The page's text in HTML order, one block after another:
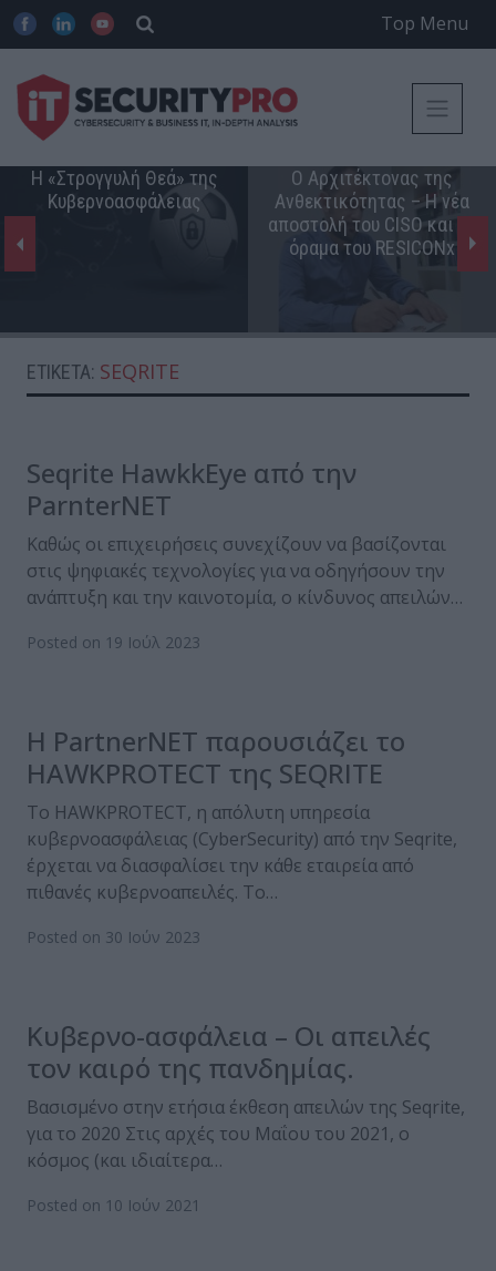
Top Menu
Η «Στρογγυλή Θεά» της
Κυβερνοασφάλειας
Ο Αρχιτέκτονας της
Ανθεκτικότητας – Η νέα
αποστολή του CISO και το
όραμα του RESICONx
ΕΤΙΚΈΤΑ: SEQRITE
Seqrite HawkkEye από την
ParnterNET
Καθώς οι επιχειρήσεις συνεχίζουν να βασίζονται
στις ψηφιακές τεχνολογίες για να οδηγήσουν την
ανάπτυξη και την καινοτομία, ο κίνδυνος απειλών…
Posted on 19 Ιούλ 2023
Η PartnerNET παρουσιάζει το
HAWKPROTECT της SEQRITE
Το HAWKPROTECT, η απόλυτη υπηρεσία
κυβερνοασφάλειας (CyberSecurity) από την Seqrite,
έρχεται να διασφαλίσει την κάθε εταιρεία από
πιθανές κυβερνοαπειλές. Το…
Posted on 30 Ιούν 2023
Κυβερνο-ασφάλεια – Οι απειλές
τον καιρό της πανδημίας.
Βασισμένο στην ετήσια έκθεση απειλών της Seqrite,
για το 2020 Στις αρχές του Μαΐου του 2021, ο
κόσμος (και ιδιαίτερα…
Posted on 10 Ιούν 2021